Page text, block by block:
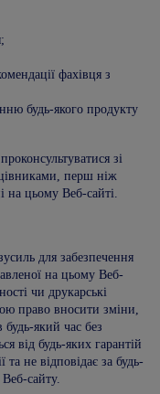
фахівця з
будь-якого продукту
зі
перш ніж
на цьому Веб-сайті.
для забезпечення
на цьому Веб-
чи друкарські
право вносити зміни,
який час без
від будь-яких гарантій
та не відповідає за будь-
сайту.